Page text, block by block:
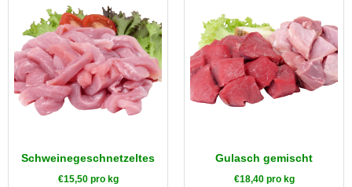
Schweinegeschnetzeltes
€15,50pro kg
Gulasch gemischt
€18,40pro kg